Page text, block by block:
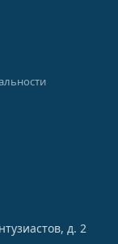
д. 2